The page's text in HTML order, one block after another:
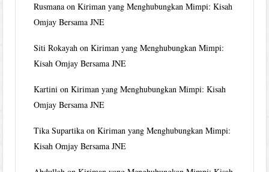
Rusmana onKiriman yang Menghubungkan Mimpi: Kisah
Omjay Bersama JNE
Siti Rokayah onKiriman yang Menghubungkan Mimpi:
Kisah Omjay Bersama JNE
Kartini onKiriman yang Menghubungkan Mimpi: Kisah
Omjay Bersama JNE
Tika Supartika onKiriman yang Menghubungkan Mimpi:
Kisah Omjay Bersama JNE